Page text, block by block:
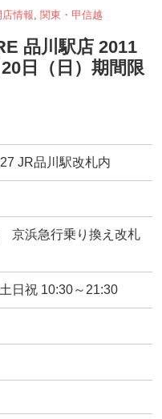
店情報 関東・甲信越
品川駅店 2011
日（日）期間限
JR品川駅改札内
京浜急行乗り換え改札
日祝 10:30～21:30